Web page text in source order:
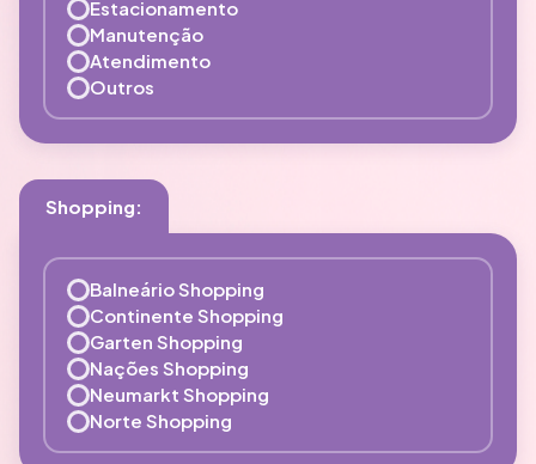
Estacionamento
Manutenção
Atendimento
Outros
Shopping:
Balneário Shopping
Continente Shopping
Garten Shopping
Nações Shopping
Neumarkt Shopping
Norte Shopping